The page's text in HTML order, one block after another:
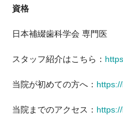
資格
日本補綴歯科学会 専門医
スタッフ紹介はこちら：
当院が初めての方へ：
当院までのアクセス：